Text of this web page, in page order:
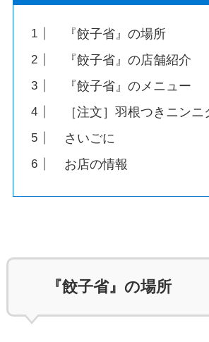
『餃子省』の場所
『餃子省』の店舗紹介
『餃子省』のメニュー
［注文］羽根つきニンニ
さいごに
お店の情報
『餃子省』の場所